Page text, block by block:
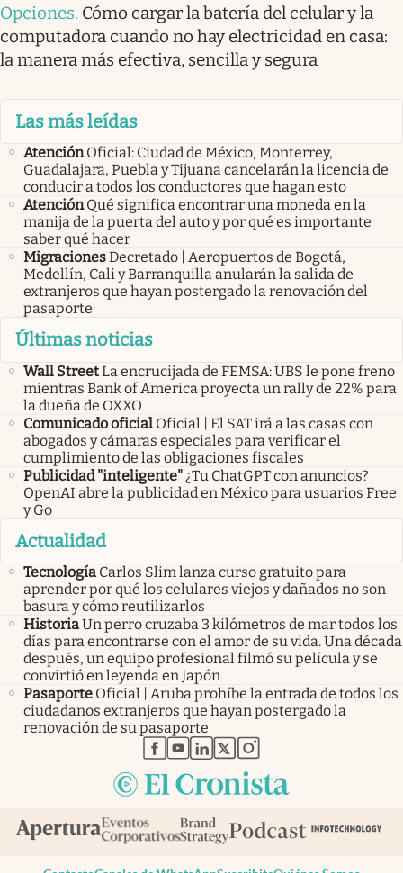
Opciones. Cómo cargar la batería del celular y la
computadora cuando no hay electricidad en casa:
la manera más efectiva, sencilla y segura
Las más leídas
Atención Oficial: Ciudad de México, Monterrey,
Guadalajara, Puebla y Tijuana cancelarán la licencia de
conducir a todos los conductores que hagan esto
Atención Qué significa encontrar una moneda en la
manija de la puerta del auto y por qué es importante
saber qué hacer
MigracionesDecretado | Aeropuertos de Bogotá,
Medellín, Cali y Barranquilla anularán la salida de
extranjeros que hayan postergado la renovación del
pasaporte
Últimas noticias
Wall StreetLa encrucijada de FEMSA: UBS le pone freno
mientras Bank of America proyecta un rally de 22% para
la dueña de OXXO
Comunicado oficial Oficial | El SAT irá a las casas con
abogados y cámaras especiales para verificar el
cumplimiento de las obligaciones fiscales
Publicidad "inteligente" ¿Tu ChatGPT con anuncios?
OpenAI abre la publicidad en México para usuarios Free
y Go
Actualidad
Tecnología Carlos Slim lanza curso gratuito para
aprender por qué los celulares viejos y dañados no son
basura y cómo reutilizarlos
HistoriaUn perro cruzaba 3 kilómetros de mar todos los
días para encontrarse con el amor de su vida. Una década
después, un equipo profesional filmó su película y se
convirtió en leyenda en Japón
Pasaporte Oficial | Aruba prohíbe la entrada de todos los
ciudadanos extranjeros que hayan postergado la
renovación de su pasaporte
abre en nueva pestaña
abre en nueva pestaña
abre en nueva pestaña
abre en nueva pestaña
abre en nueva pestaña